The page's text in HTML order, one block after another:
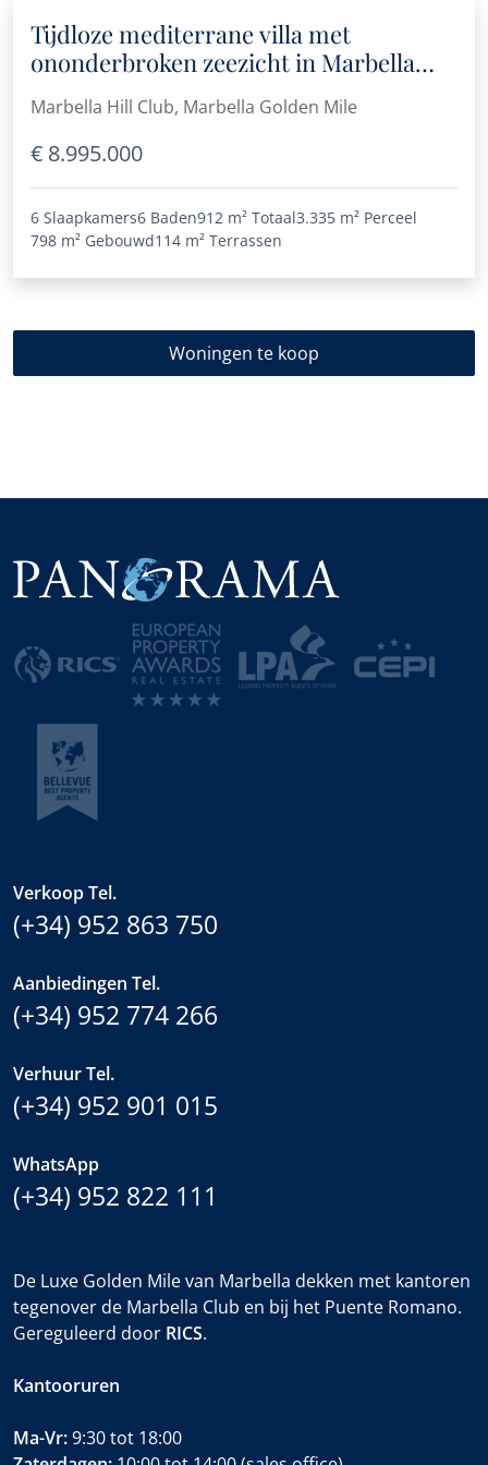
Tijdloze mediterrane villa met
ononderbroken zeezicht in Marbella
Marbella Hill Club, Marbella Golden Mile
€ 8.995.000
6 Slaapkamers6 Baden912 m² Totaal3.335 m² Perceel
798 m² Gebouwd114 m² Terrassen
Woningen te koop
Verkoop Tel.
(+34) 952 863 750
Aanbiedingen Tel.
(+34) 952 774 266
Verhuur Tel.
(+34) 952 901 015
WhatsApp
(+34) 952 822 111
De Luxe Golden Mile van Marbella dekken met kantoren
tegenover de Marbella Club en bij het Puente Romano.
Gereguleerd door RICS.
Kantooruren
Ma-Vr:9:30 tot 18:00